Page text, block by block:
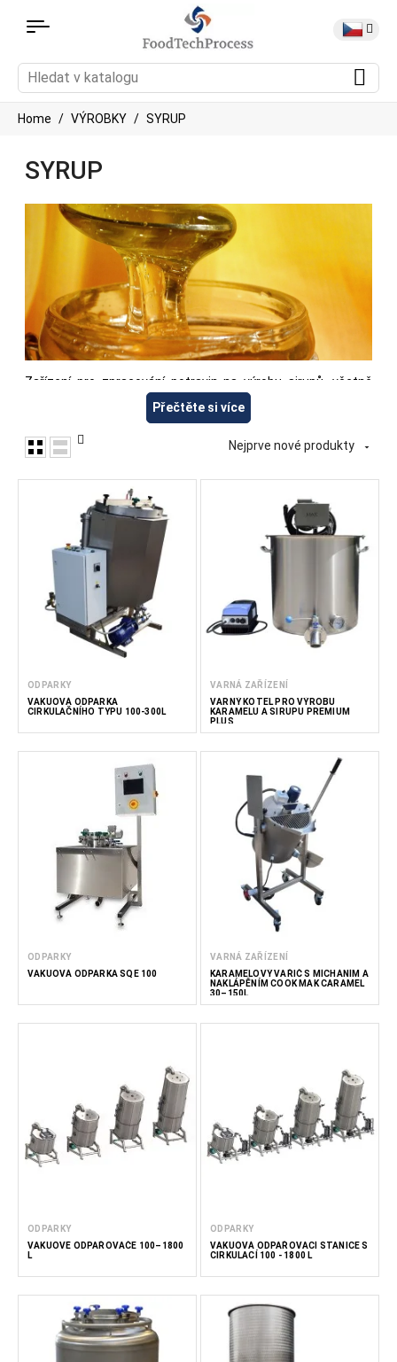
Home VÝROBKY SYRUP
SYRUP
Zařízení pro zpracování potravin na výrobu sirupů, včetně
zařízení pro vaření, ohřev, odpařování, míchání a zpracování
cukrového sirupu, ovocných sirupů a dalších potravinářských
ingrediencí. Toto zařízení je vhodné pro výrobu ovocných
sirupů, ochucených sirupů, zahušťování cukrových sirupů a
dodáváme zařízení pro výrobce nápojů, výrobce potravin,
podniky HoReCa a profesionální kuchyně.
Přečtěte si více
Nejprve nové produkty 
ODPARKY
VAKUOVÁ ODPARKA
CIRKULAČNÍHO TYPU 100-300L
VARNÁ ZAŘÍZENÍ
VARNÝ KOTEL PRO VÝROBU
KARAMELU A SIRUPU PREMIUM
PLUS
ODPARKY
VAKUOVÁ ODPARKA SQE 100
VARNÁ ZAŘÍZENÍ
KARAMELOVÝ VAŘIČ S MÍCHÁNÍM A
NAKLÁPĚNÍM COOK MAK CARAMEL
30–150L
ODPARKY
VAKUOVÉ ODPAŘOVAČE 100–1800
L
ODPARKY
VAKUOVÁ ODPAŘOVACÍ STANICE S
CIRKULACÍ 100 - 1800 L